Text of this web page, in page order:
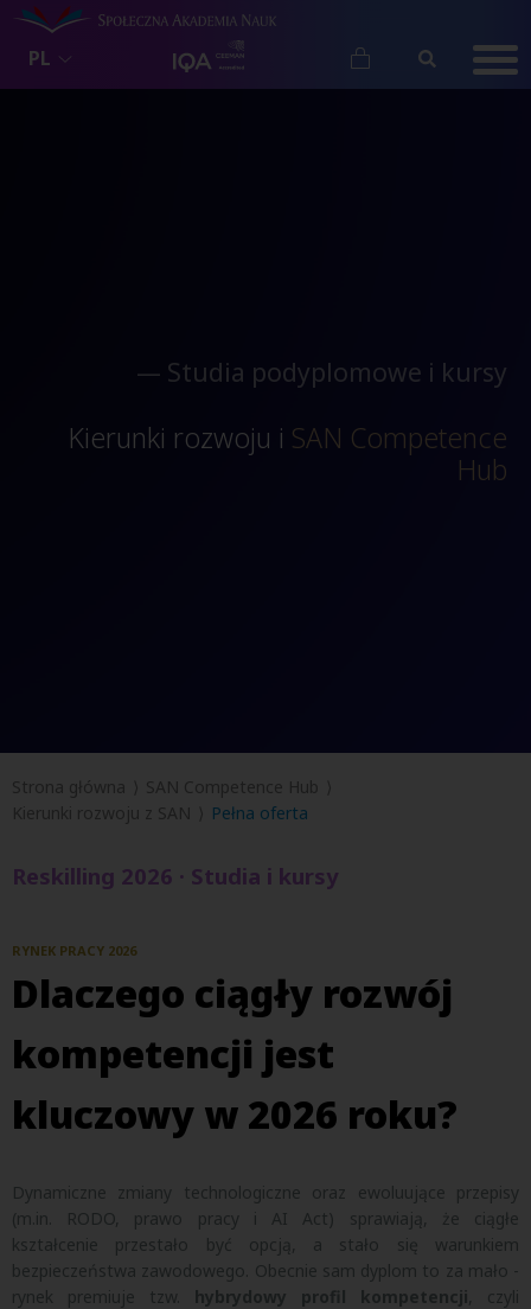
PL
— Studia podyplomowe i kursy
Kierunki rozwoju i SAN Competence
Hub
Strona główna
SAN Competence Hub
Kierunki rozwoju z SAN
Pełna oferta
Reskilling 2026 · Studia i kursy
RYNEK PRACY 2026
Dlaczego ciągły rozwój
kompetencji jest
kluczowy w 2026 roku?
Dynamiczne zmiany technologiczne oraz ewoluujące przepisy
(m.in. RODO, prawo pracy i AI Act) sprawiają, że ciągłe
kształcenie przestało być opcją, a stało się warunkiem
bezpieczeństwa zawodowego. Obecnie sam dyplom to za mało -
rynek premiuje tzw. hybrydowy profil kompetencji , czyli